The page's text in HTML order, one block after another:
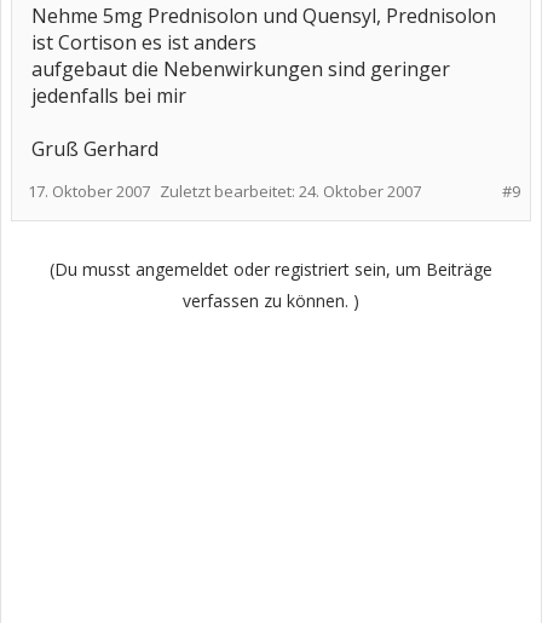
Nehme 5mg Prednisolon und Quensyl, Prednisolon
ist Cortison es ist anders
aufgebaut die Nebenwirkungen sind geringer
jedenfalls bei mir
Gruß Gerhard
#9
17. Oktober 2007 Zuletzt bearbeitet: 24. Oktober 2007
(Du musst angemeldet oder registriert sein, um Beiträge
verfassen zu können. )